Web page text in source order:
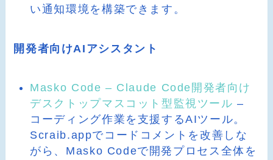
い通知環境を構築できます。
開発者向けAIアシスタント
Masko Code – Claude Code開発者向け
デスクトップマスコット型監視ツール –
コーディング作業を支援するAIツール。
Scraib.appでコードコメントを改善しな
がら、Masko Codeで開発プロセス全体を